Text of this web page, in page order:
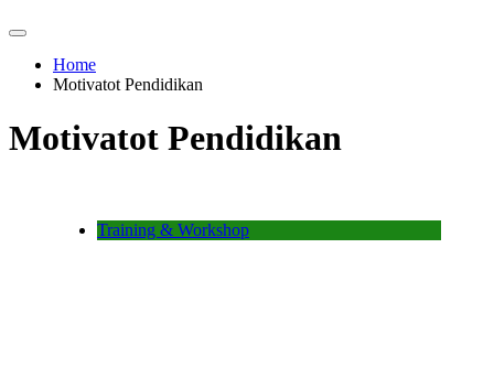
Home
Motivatot Pendidikan
Motivatot Pendidikan
Training & Workshop